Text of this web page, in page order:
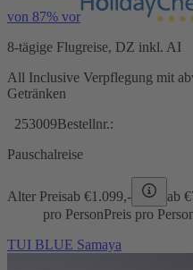
von 87% vor
8-tägige Flugreise, DZ inkl. AI
All Inclusive Verpflegung mit
Getränken
253009Bestellnr.:
Pauschalreise
Alter Preisab €1.099,- ab €
pro PersonPreis pro
TUI BLUE Samaya